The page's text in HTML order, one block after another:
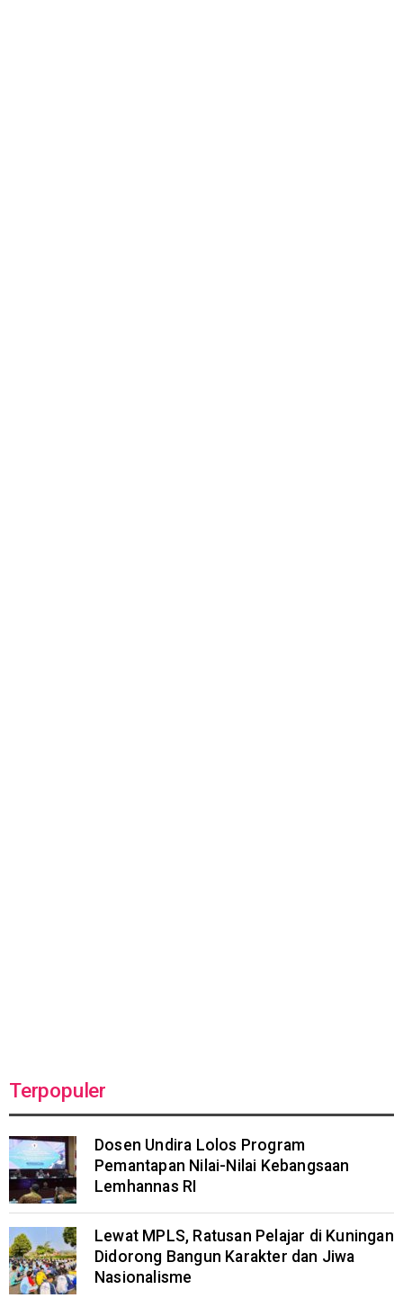
Terpopuler
Dosen Undira Lolos Program
Pemantapan Nilai-Nilai Kebangsaan
Lemhannas RI
Lewat MPLS, Ratusan Pelajar di Kuningan
Didorong Bangun Karakter dan Jiwa
Nasionalisme